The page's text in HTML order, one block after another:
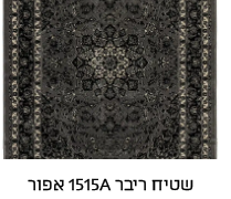
שטיח ריבר 1515A אפור